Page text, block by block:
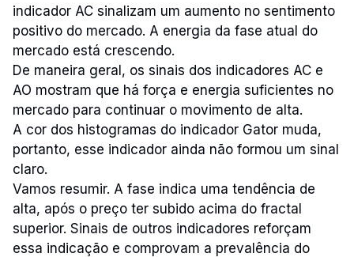
indicador AC sinalizam um aumento no sentimento
positivo do mercado. A energia da fase atual do
mercado está crescendo.
De maneira geral, os sinais dos indicadores AC e
AO mostram que há força e energia suficientes no
mercado para continuar o movimento de alta.
A cor dos histogramas do indicador Gator muda,
portanto, esse indicador ainda não formou um sinal
claro.
Vamos resumir. A fase indica uma tendência de
alta, após o preço ter subido acima do fractal
superior. Sinais de outros indicadores reforçam
essa indicação e comprovam a prevalência do